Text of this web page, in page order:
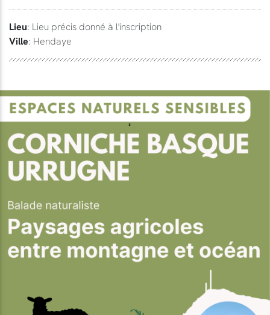
Lieu: Lieu précis donné à l'inscription
Ville: Hendaye